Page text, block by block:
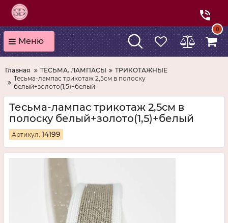
Меню
0
Главная ТЕСЬМА. ЛАМПАСЫ
ТРИКОТАЖНЫЕ
Тесьма-лампас трикотаж 2,5см в полоску
белый+золото(1,5)+белый
Тесьма-лампас трикотаж 2,5см в
полоску белый+золото(1,5)+белый
Артикул: 14199